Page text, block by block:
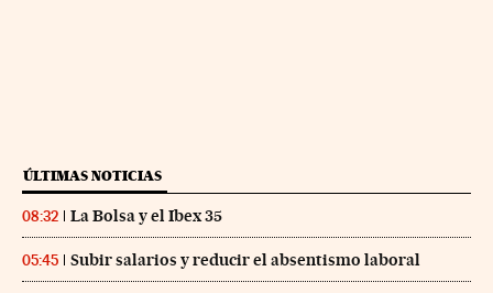
ÚLTIMAS NOTICIAS
08:32 La Bolsa y el Ibex 35
05:45 Subir salarios y reducir el absentismo laboral